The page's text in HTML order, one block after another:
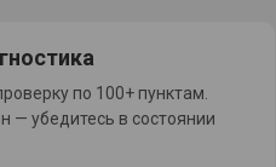
по 100+ пунктам.
— убедитесь в состоянии